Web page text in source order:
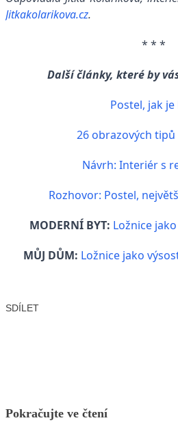
Jitkakolarikova.cz.
* * *
Další články, které by
Postel, jak je
26 obrazových
Návrh: Interiér s
Rozhovor: Postel,
MODERNÍ BYT: Ložnice
MŮJ DŮM: Ložnice jako
SDÍLET
Pokračujte ve čtení